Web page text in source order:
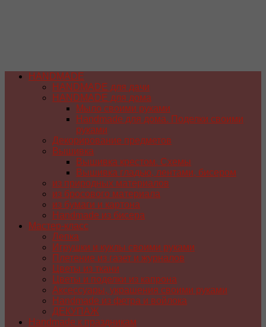
HANDMADE
HANDMADE для дачи
HANDMADE для дома
Мыло своими руками
Handmade для дома. Поделки своими
руками
Декорирование предметов
Вышивка
Вышивка крестом. Схемы
Вышивка гладью, лентами, бисером
из природных материалов
из бросового материала
из бумаги и картона
Handmade из бисера
Мастер-класс
Лепка
Игрушки и куклы своими руками
Плетение из газет и журналов
Цветы из ткани
Цветы и поделки из капрона
Аксессуары, украшения своими руками
Handmade из фетра и войлока
ДЕКУПАЖ
Handmade к праздникам